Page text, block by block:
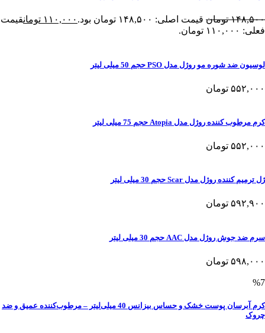
۱۴۸,۵۰۰ تومان قیمت اصلی: ۱۴۸,۵۰۰ تومان بود. ۱۱۰,۰۰۰ تومانقیمت
فعلی: ۱۱۰,۰۰۰ تومان.
لوسیون ضد شوره مو روژل مدل PSO حجم 50 میلی لیتر
۵۵۲,۰۰۰ تومان
کرم مرطوب کننده روژل مدل Atopia حجم 75 میلی لیتر
۵۵۲,۰۰۰ تومان
ژل ترمیم کننده روژل مدل Scar حجم 30 میلی لیتر
۵۹۲,۹۰۰ تومان
سرم ضد جوش روژل مدل AAC حجم 30 میلی لیتر
۵۹۸,۰۰۰ تومان
%7
کرم آبرسان پوست خشک و حساس بیزانس 40 میلی‌لیتر – مرطوب‌کننده عمیق و ضد
چروک